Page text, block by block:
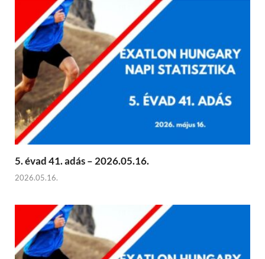
5. évad 41. adás – 2026.05.16.
2026.05.16.